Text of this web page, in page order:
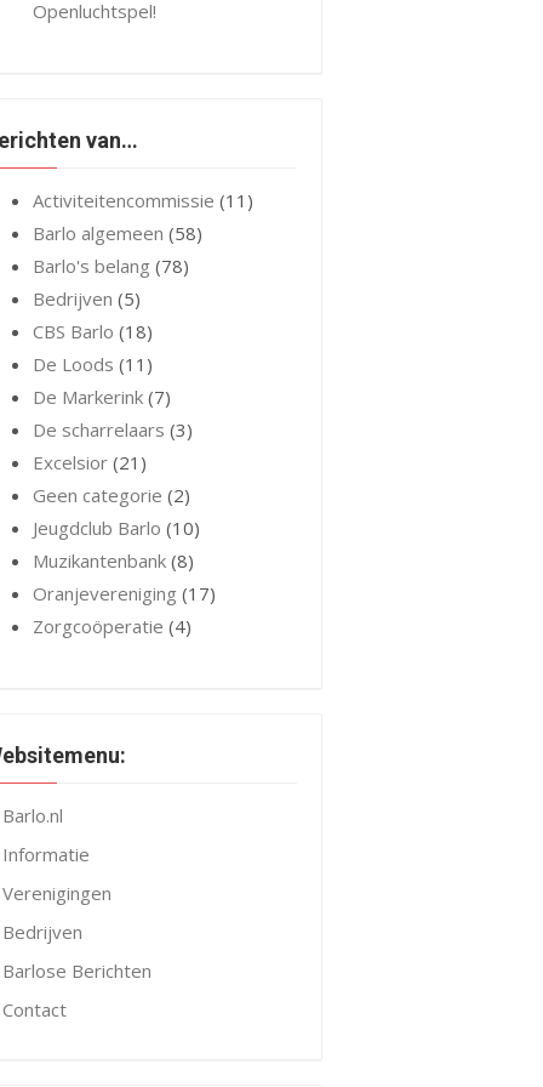
Openluchtspel!
van…
Activiteitencommissie (11)
Barlo algemeen (58)
Barlo's belang (78)
Bedrijven (5)
CBS Barlo (18)
De Loods (11)
De Markerink (7)
De scharrelaars (3)
Excelsior (21)
Geen categorie (2)
Jeugdclub Barlo (10)
Muzikantenbank (8)
Oranjevereniging (17)
Zorgcoöperatie (4)
Barlo.nl
Informatie
Verenigingen
Bedrijven
Barlose Berichten
Contact